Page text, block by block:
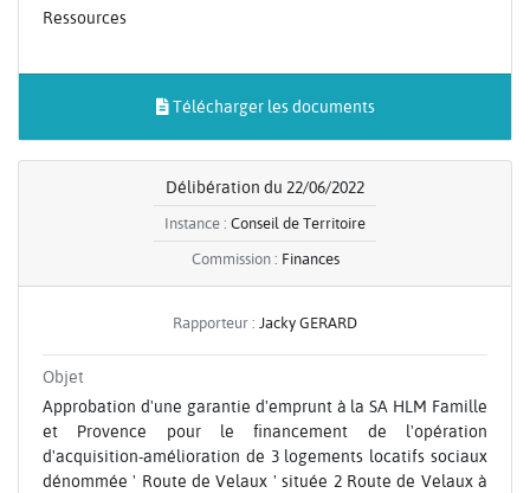
Ressources
Télécharger les documents
Délibération du 22/06/2022
Instance : Conseil de Territoire
Commission : Finances
Rapporteur : Jacky GERARD
Objet
Approbation d'une garantie d'emprunt à la SA HLM Famille
et Provence pour le financement de l'opération
d'acquisition-amélioration de 3 logements locatifs sociaux
dénommée ' Route de Velaux ' située 2 Route de Velaux à